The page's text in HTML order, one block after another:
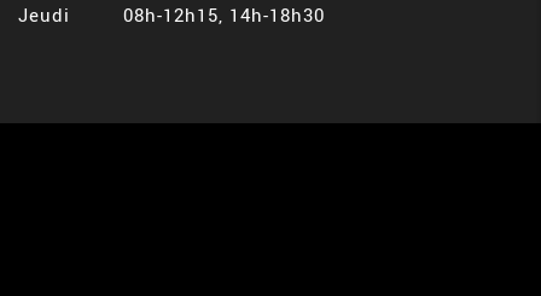
Jeudi
08h-12h15, 14h-18h30